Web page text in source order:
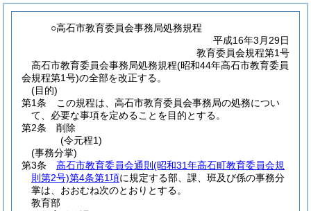
○高石市教育委員会事務局処務規程
平成16年3月29日
教育委員会規程第1号
高石市教育委員会事務局処務規程(昭和44年高石市教育委員
会規程第1号)の全部を改正する。
(目的)
第1条
この規程は、高石市教育委員会事務局の処務につい
て、必要な事項を定めることを目的とする。
第2条
削除
(令元程1)
(事務分掌)
第3条
高石市教育委員会通則 (昭和31年高石町教育委員会規
則第2号)第4条第1項に規定する部、課、班及び係の事務分
掌は、おおむね次のとおりとする。
教育部